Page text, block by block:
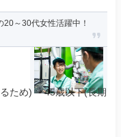
～30代女性活躍中！
ため) ・45歳以下(長期